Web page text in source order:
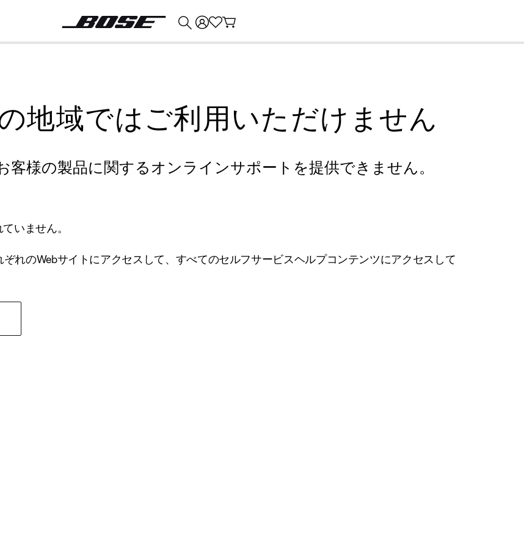
地域ではご利用いただけません
客様の製品に関するオンラインサポートを提供できません。
いません。
れのWebサイトにアクセスして、すべてのセルフサービスヘルプコンテンツにアクセスして